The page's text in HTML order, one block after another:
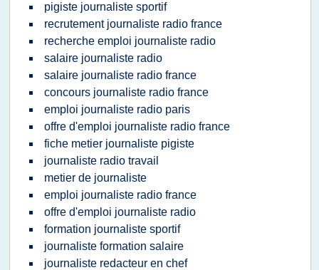
pigiste journaliste sportif
recrutement journaliste radio france
recherche emploi journaliste radio
salaire journaliste radio
salaire journaliste radio france
concours journaliste radio france
emploi journaliste radio paris
offre d'emploi journaliste radio france
fiche metier journaliste pigiste
journaliste radio travail
metier de journaliste
emploi journaliste radio france
offre d'emploi journaliste radio
formation journaliste sportif
journaliste formation salaire
journaliste redacteur en chef